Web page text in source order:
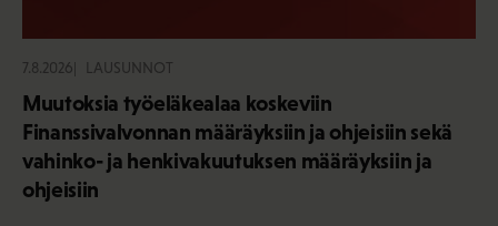
7.8.2026 LAUSUNNOT
Muutoksia työeläkealaa koskeviin
Finanssivalvonnan määräyksiin ja ohjeisiin sekä
vahinko- ja henkivakuutuksen määräyksiin ja
ohjeisiin